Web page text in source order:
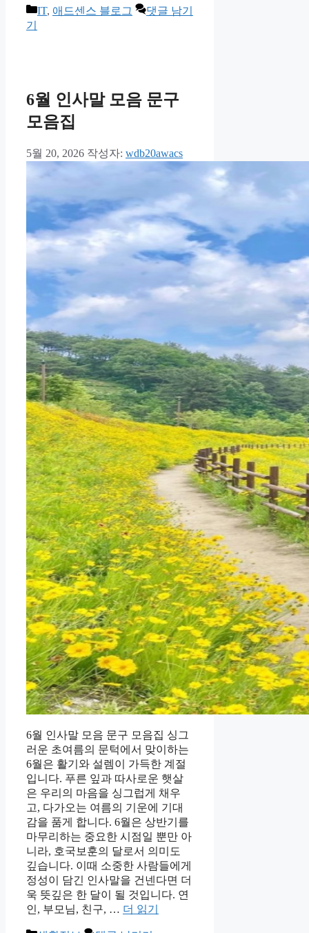
카
IT, 애드센스 블로그
댓글 남기
기
6월 인사말 모음 문구
모음집
5월 20, 2026 작성자: wdb20awacs
6월 인사말 모음 문구 모음집 싱그
러운 초여름의 문턱에서 맞이하는
6월은 활기와 설렘이 가득한 계절
입니다. 푸른 잎과 따사로운 햇살
은 우리의 마음을 싱그럽게 채우
고, 다가오는 여름의 기운에 기대
감을 품게 합니다. 6월은 상반기를
마무리하는 중요한 시점일 뿐만 아
니라, 호국보훈의 달로서 의미도
깊습니다. 이때 소중한 사람들에게
정성이 담긴 인사말을 건넨다면 더
욱 뜻깊은 한 달이 될 것입니다. 연
인, 부모님, 친구, … 더 읽기